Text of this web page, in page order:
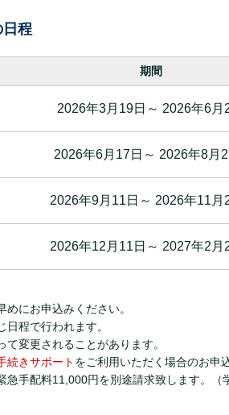
日程
期間
2026年3月19日～ 2026年6月
2026年6月17日～ 2026年8月
2026年9月11日～ 2026年11月
2026年12月11日～ 2027年2月
にお申込みください。
程で行われます。
変更されることがあります。
続きサポート をご利用いただく場合のお申
手配料11,000円を別途請求致します。（